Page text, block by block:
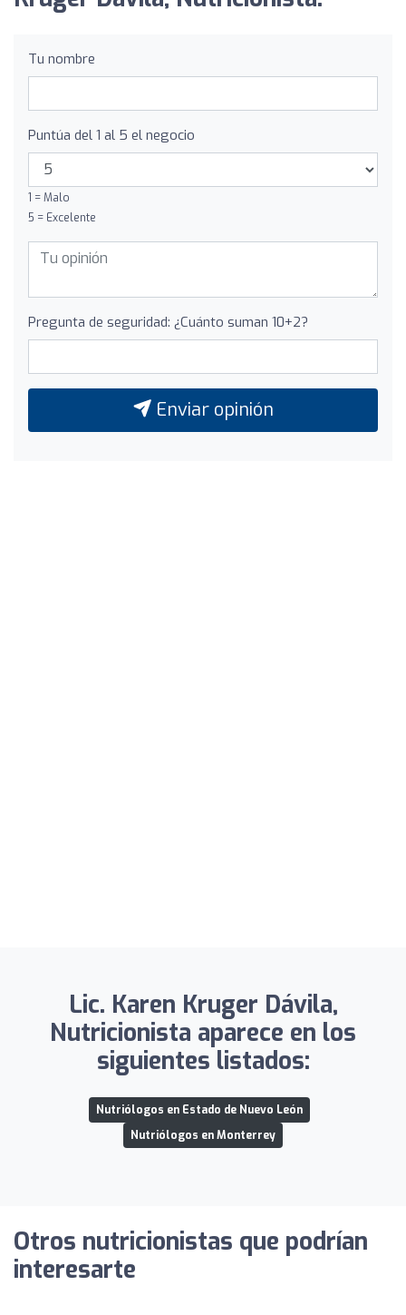
Tu nombre
Puntúa del 1 al 5 el negocio
1 = Malo
5 = Excelente
Pregunta de seguridad: ¿Cuánto suman 10+2?
Enviar opinión
Lic. Karen Kruger Dávila,
Nutricionista aparece en los
siguientes listados:
Nutriólogos en Estado de Nuevo León
Nutriólogos en Monterrey
Otros nutricionistas que podrían
interesarte